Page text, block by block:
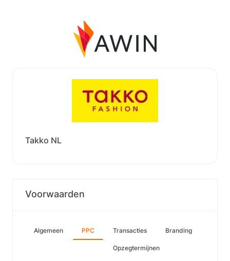
Takko NL
Voorwaarden
Algemeen PPC Transacties Branding
Opzegtermijnen